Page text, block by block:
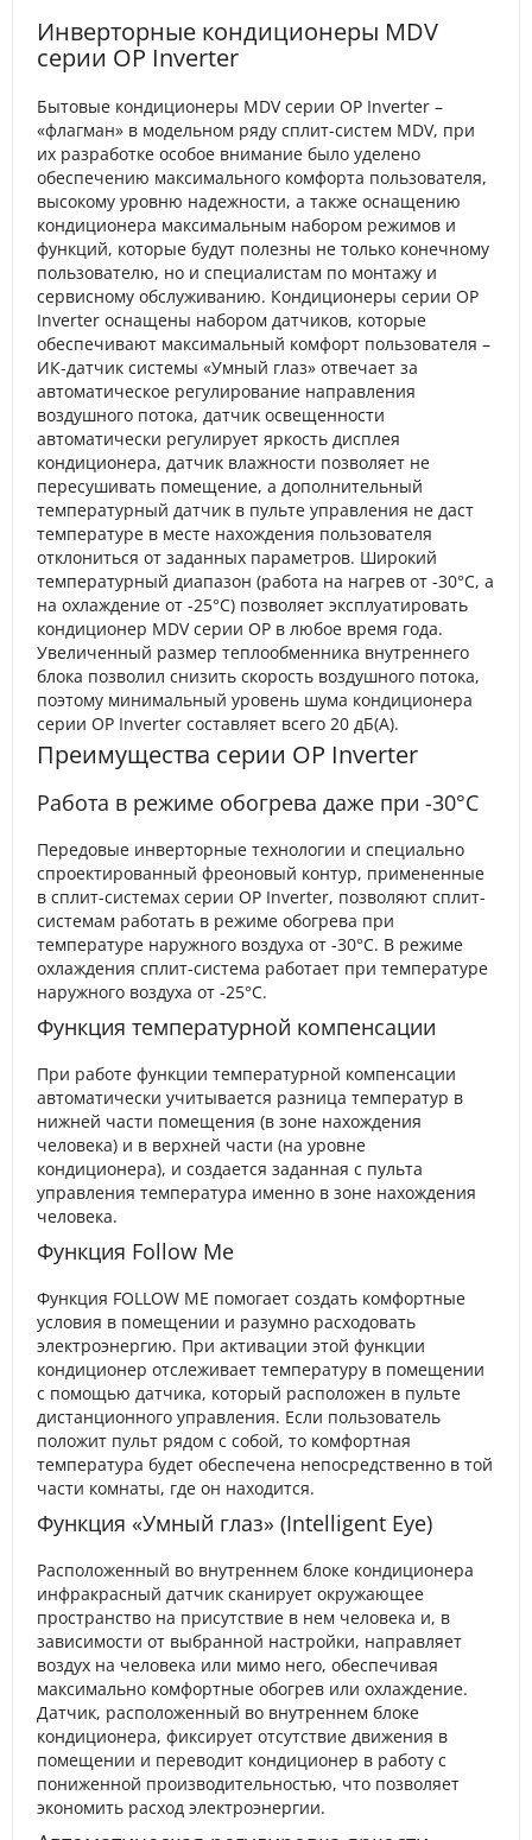
Инверторные кондиционеры MDV
серии OP Inverter
Бытовые кондиционеры MDV серии OP Inverter –
«флагман» в модельном ряду сплит-систем MDV, при
их разработке особое внимание было уделено
обеспечению максимального комфорта пользователя,
высокому уровню надежности, а также оснащению
кондиционера максимальным набором режимов и
функций, которые будут полезны не только конечному
пользователю, но и специалистам по монтажу и
сервисному обслуживанию. Кондиционеры серии OP
Inverter оснащены набором датчиков, которые
обеспечивают максимальный комфорт пользователя –
ИК-датчик системы «Умный глаз» отвечает за
автоматическое регулирование направления
воздушного потока, датчик освещенности
автоматически регулирует яркость дисплея
кондиционера, датчик влажности позволяет не
пересушивать помещение, а дополнительный
температурный датчик в пульте управления не даст
температуре в месте нахождения пользователя
отклониться от заданных параметров. Широкий
температурный диапазон (работа на нагрев от -30°С, а
на охлаждение от -25°С) позволяет эксплуатировать
кондиционер MDV серии OP в любое время года.
Увеличенный размер теплообменника внутреннего
блока позволил снизить скорость воздушного потока,
поэтому минимальный уровень шума кондиционера
серии OP Inverter составляет всего 20 дБ(А).
Преимущества серии OP Inverter
Работа в режиме обогрева даже при -30°С
Передовые инверторные технологии и специально
спроектированный фреоновый контур, примененные
в сплит-системах серии OP Inverter, позволяют сплит-
системам работать в режиме обогрева при
температуре наружного воздуха от -30°С. В режиме
охлаждения сплит-система работает при температуре
наружного воздуха от -25°С.
Функция температурной компенсации
При работе функции температурной компенсации
автоматически учитывается разница температур в
нижней части помещения (в зоне нахождения
человека) и в верхней части (на уровне
кондиционера), и создается заданная с пульта
управления температура именно в зоне нахождения
человека.
Функция Follow Me
Функция FOLLOW ME помогает создать комфортные
условия в помещении и разумно расходовать
электроэнергию. При активации этой функции
кондиционер отслеживает температуру в помещении
с помощью датчика, который расположен в пульте
дистанционного управления. Если пользователь
положит пульт рядом с собой, то комфортная
температура будет обеспечена непосредственно в той
части комнаты, где он находится.
Функция «Умный глаз» (Intelligent Eye)
Расположенный во внутреннем блоке кондиционера
инфракрасный датчик сканирует окружающее
пространство на присутствие в нем человека и, в
зависимости от выбранной настройки, направляет
воздух на человека или мимо него, обеспечивая
максимально комфортные обогрев или охлаждение.
Датчик, расположенный во внутреннем блоке
кондиционера, фиксирует отсутствие движения в
помещении и переводит кондиционер в работу с
пониженной производительностью, что позволяет
экономить расход электроэнергии.